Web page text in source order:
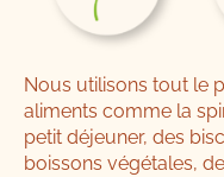
Nous utilisons tout le
aliments comme la
petit déjeuner, des
boissons végétales,